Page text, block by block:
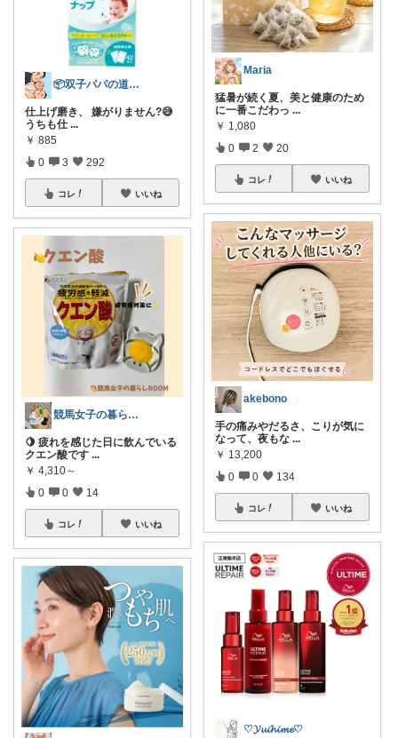
📦双子パパの道具箱/経由感謝です✨🙇
仕上げ磨き、 嫌がりません?😅
うちも仕 ...
￥ 885
0 3 292
コレ いいね
競馬女子の暮らしROOM
🍋 疲れを感じた日に飲んでいる
クエン酸です ...
￥ 4,310～
0 0 14
コレ いいね
Maria
猛暑が続く夏、美と健康のため
に一番こだわっ ...
￥ 1,080
0 2 20
コレ いいね
akebono
手の痛みやだるさ、こりが気に
なって、夜もな ...
￥ 13,200
0 0 134
コレ いいね
♡𝓨𝓾𝓲𝓱𝓲𝓶𝓮♡